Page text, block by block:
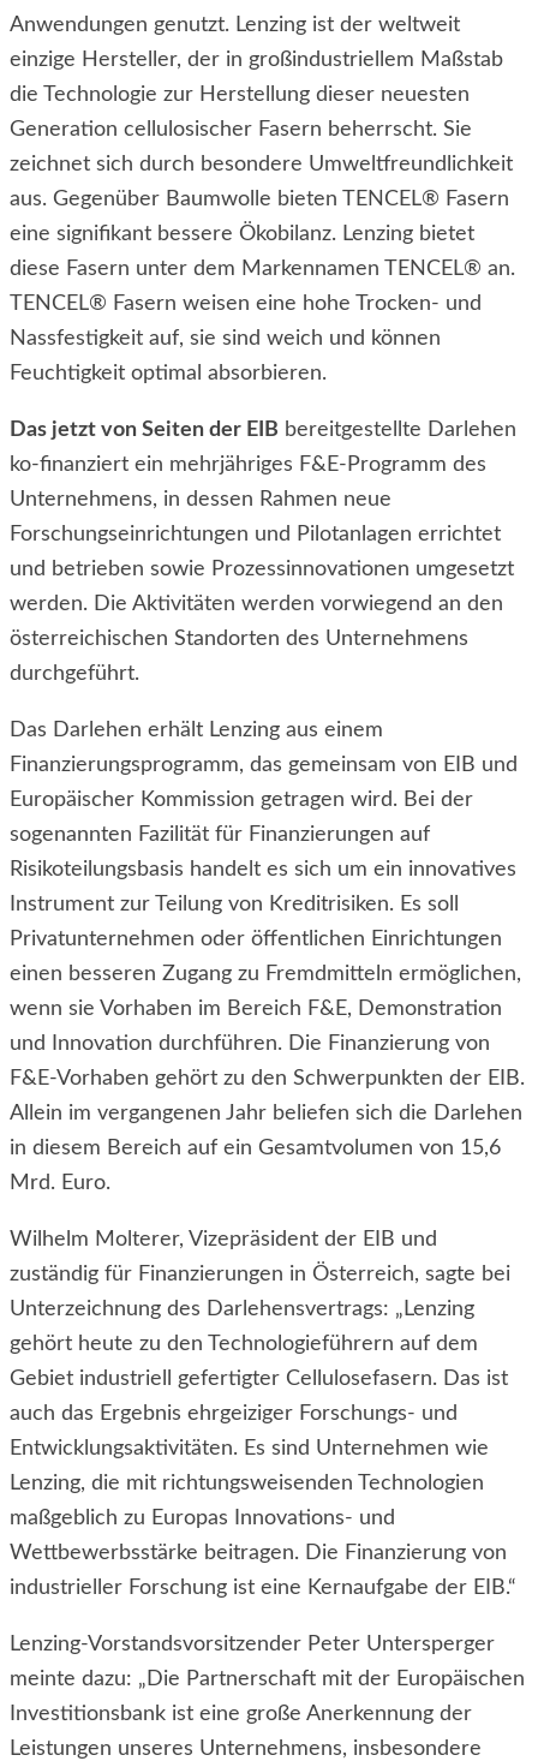
Anwendungen genutzt. Lenzing ist der weltweit
einzige Hersteller, der in großindustriellem Maßstab
die Technologie zur Herstellung dieser neuesten
Generation cellulosischer Fasern beherrscht. Sie
zeichnet sich durch besondere Umweltfreundlichkeit
aus. Gegenüber Baumwolle bieten TENCEL® Fasern
eine signifikant bessere Ökobilanz. Lenzing bietet
diese Fasern unter dem Markennamen TENCEL® an.
TENCEL® Fasern weisen eine hohe Trocken- und
Nassfestigkeit auf, sie sind weich und können
Feuchtigkeit optimal absorbieren.
Das jetzt von Seiten der EIB bereitgestellte Darlehen
ko-finanziert ein mehrjähriges F&E-Programm des
Unternehmens, in dessen Rahmen neue
Forschungseinrichtungen und Pilotanlagen errichtet
und betrieben sowie Prozessinnovationen umgesetzt
werden. Die Aktivitäten werden vorwiegend an den
österreichischen Standorten des Unternehmens
durchgeführt.
Das Darlehen erhält Lenzing aus einem
Finanzierungsprogramm, das gemeinsam von EIB und
Europäischer Kommission getragen wird. Bei der
sogenannten Fazilität für Finanzierungen auf
Risikoteilungsbasis handelt es sich um ein innovatives
Instrument zur Teilung von Kreditrisiken. Es soll
Privatunternehmen oder öffentlichen Einrichtungen
einen besseren Zugang zu Fremdmitteln ermöglichen,
wenn sie Vorhaben im Bereich F&E, Demonstration
und Innovation durchführen. Die Finanzierung von
F&E-Vorhaben gehört zu den Schwerpunkten der EIB.
Allein im vergangenen Jahr beliefen sich die Darlehen
in diesem Bereich auf ein Gesamtvolumen von 15,6
Mrd. Euro.
Wilhelm Molterer, Vizepräsident der EIB und
zuständig für Finanzierungen in Österreich, sagte bei
Unterzeichnung des Darlehensvertrags: „Lenzing
gehört heute zu den Technologieführern auf dem
Gebiet industriell gefertigter Cellulosefasern. Das ist
auch das Ergebnis ehrgeiziger Forschungs- und
Entwicklungsaktivitäten. Es sind Unternehmen wie
Lenzing, die mit richtungsweisenden Technologien
maßgeblich zu Europas Innovations- und
Wettbewerbsstärke beitragen. Die Finanzierung von
industrieller Forschung ist eine Kernaufgabe der EIB.“
Lenzing-Vorstandsvorsitzender Peter Untersperger
meinte dazu: „Die Partnerschaft mit der Europäischen
Investitionsbank ist eine große Anerkennung der
Leistungen unseres Unternehmens, insbesondere